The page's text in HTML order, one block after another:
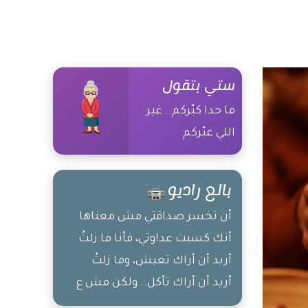
ستي بتقول
ما حدا كبّركم.. غير
اللي عبّركم
بالع راديو
أن تخسر صداقتي مش معناها
أنك كسبت عداوتي، فأنا ما زلتُ
أريد أن أراك تعيش، وما زلتُ
أريد أن أراك تأكل.. ولكن مش ع
طاولتي، أنا أغادر ولا أغدر